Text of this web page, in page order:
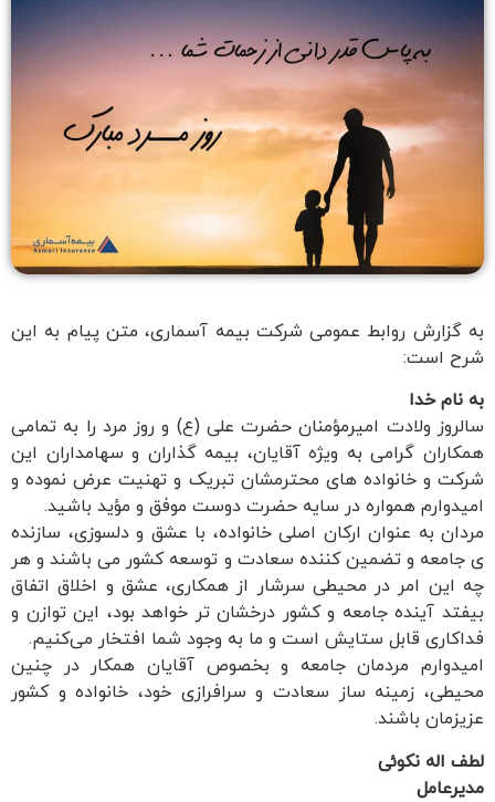
به گزارش روابط عمومی شرکت بیمه آسماری، متن پیام به این
شرح است:
به نام خدا
سالروز ولادت امیرمؤمنان حضرت علی (ع) و روز مرد را به تمامی
همکاران گرامی به ویژه آقایان، بیمه گذاران و سهامداران این
شرکت و خانواده های محترمشان تبریک و تهنیت عرض نموده و
امیدوارم همواره در سایه حضرت دوست موفق و مؤید باشید.
مردان به عنوان ارکان اصلی خانواده، با عشق و دلسوزی، سازنده
ی جامعه و تضمین کننده سعادت و توسعه کشور می باشند و هر
چه این امر در محیطی سرشار از همکاری، عشق و اخلاق اتفاق
بیفتد آینده جامعه و کشور درخشان تر خواهد بود، این توازن و
فداکاری قابل ستایش است و ما به وجود شما افتخار می‌کنیم.
امیدوارم مردمان جامعه و بخصوص آقایان همکار در چنین
محیطی، زمینه ساز سعادت و سرافرازی خود، خانواده و کشور
عزیزمان باشند.
لطف اله نکوئی
مدیرعامل